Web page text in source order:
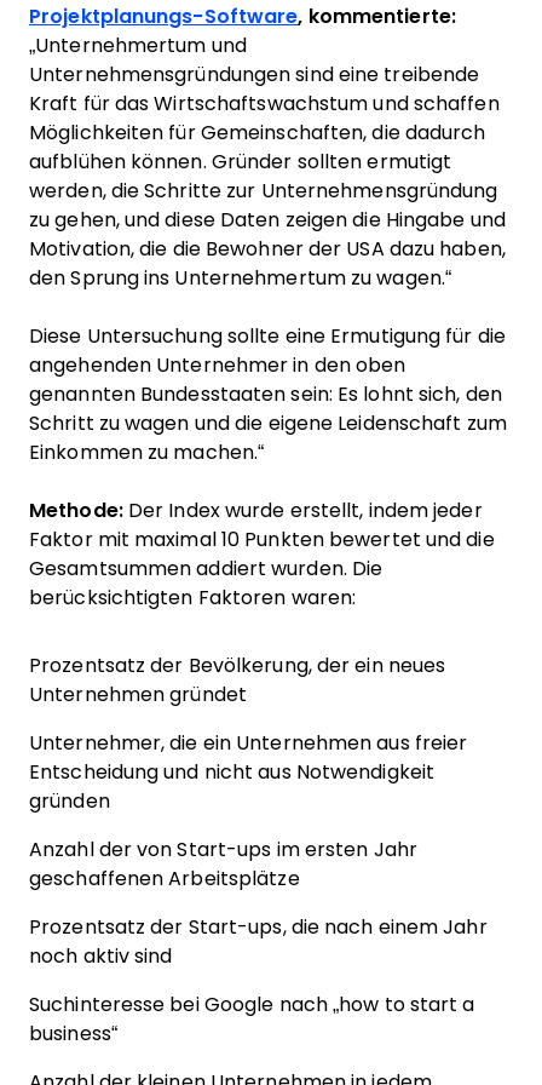
Projektplanungs-Software, kommentierte:
„Unternehmertum und
Unternehmensgründungen sind eine treibende
Kraft für das Wirtschaftswachstum und schaffen
Möglichkeiten für Gemeinschaften, die dadurch
aufblühen können. Gründer sollten ermutigt
werden, die Schritte zur Unternehmensgründung
zu gehen, und diese Daten zeigen die Hingabe und
Motivation, die die Bewohner der USA dazu haben,
den Sprung ins Unternehmertum zu wagen.“
Diese Untersuchung sollte eine Ermutigung für die
angehenden Unternehmer in den oben
genannten Bundesstaaten sein: Es lohnt sich, den
Schritt zu wagen und die eigene Leidenschaft zum
Einkommen zu machen.“
Methode:Der Index wurde erstellt, indem jeder
Faktor mit maximal 10 Punkten bewertet und die
Gesamtsummen addiert wurden. Die
berücksichtigten Faktoren waren:
Prozentsatz der Bevölkerung, der ein neues
Unternehmen gründet
Unternehmer, die ein Unternehmen aus freier
Entscheidung und nicht aus Notwendigkeit
gründen
Anzahl der von Start-ups im ersten Jahr
geschaffenen Arbeitsplätze
Prozentsatz der Start-ups, die nach einem Jahr
noch aktiv sind
Suchinteresse bei Google nach „how to start a
business“